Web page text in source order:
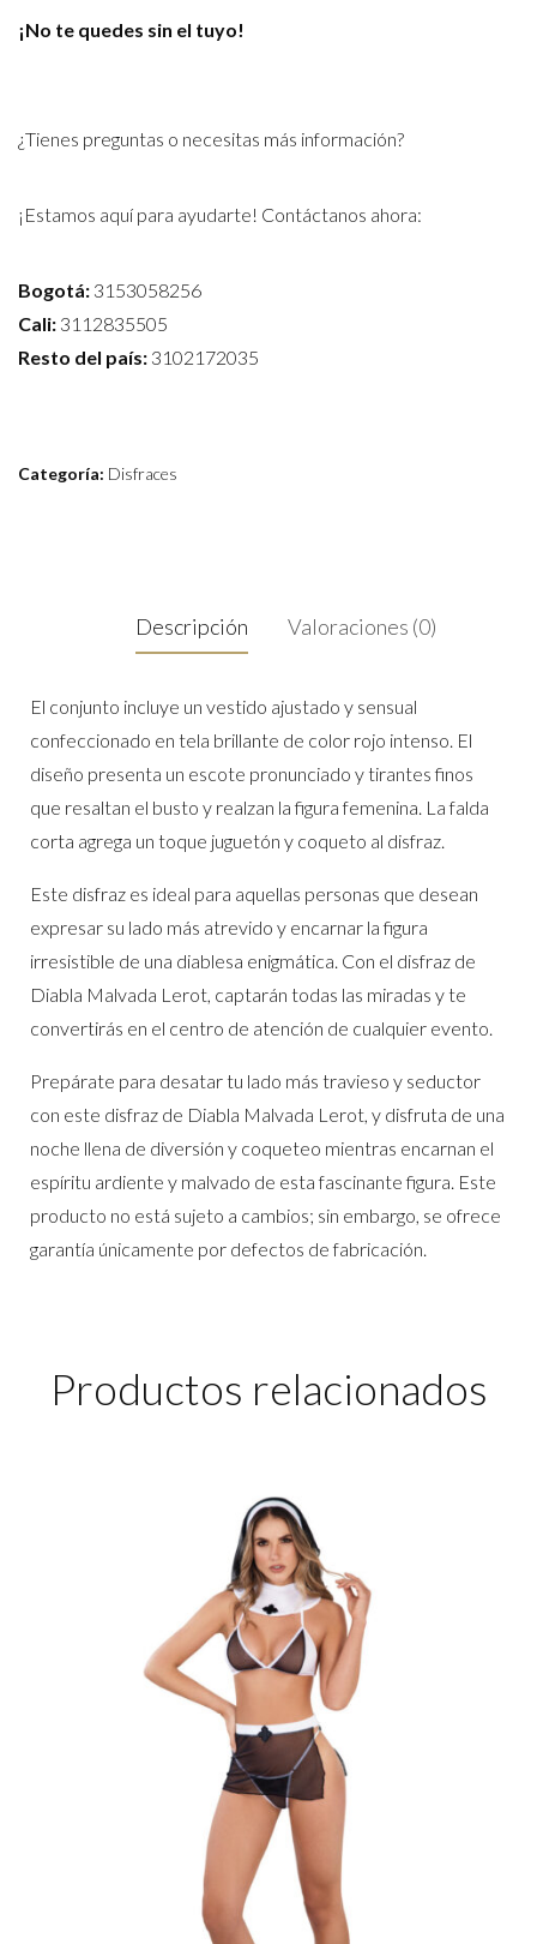
¡No te quedes sin el tuyo!
¿Tienes preguntas o necesitas más información?
¡Estamos aquí para ayudarte! Contáctanos ahora:
Bogotá: 3153058256
Cali: 3112835505
Resto del país: 3102172035
Categoría: Disfraces
Descripción Valoraciones (0)
El conjunto incluye un vestido ajustado y sensual
confeccionado en tela brillante de color rojo intenso. El
diseño presenta un escote pronunciado y tirantes finos
que resaltan el busto y realzan la figura femenina. La falda
corta agrega un toque juguetón y coqueto al disfraz.
Este disfraz es ideal para aquellas personas que desean
expresar su lado más atrevido y encarnar la figura
irresistible de una diablesa enigmática. Con el disfraz de
Diabla Malvada Lerot, captarán todas las miradas y te
convertirás en el centro de atención de cualquier evento.
Prepárate para desatar tu lado más travieso y seductor
con este disfraz de Diabla Malvada Lerot, y disfruta de una
noche llena de diversión y coqueteo mientras encarnan el
espíritu ardiente y malvado de esta fascinante figura. Este
producto no está sujeto a cambios; sin embargo, se ofrece
garantía únicamente por defectos de fabricación.
Productos relacionados